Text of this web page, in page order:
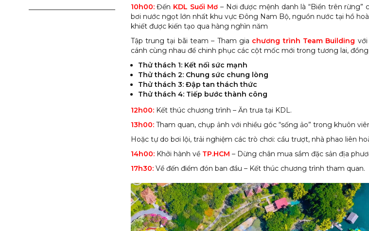
10h00:Đến KDL Suối Mơ – Nơi được mệnh danh là “Biển trên
bơi nước ngọt lớn nhất khu vực Đông Nam Bộ, nguồn nước tại hồ
khiết được kiến tạo qua hàng nghìn năm
Tập trung tại bãi team – Tham gia chương trình Team Building
cánh cùng nhau để chinh phục các cột mốc mới trong tương lai,
Thử thách 1: Kết nối sức mạnh
Thử thách 2: Chung sức chung lòng
Thử thách 3: Đập tan thách thức
Thử thách 4: Tiếp bước thành công
12h00:Kết thúc chương trình – Ăn trưa tại KDL.
13h00:Tham quan, chụp ảnh với nhiều góc “sống ảo” trong khuôn
Hoặc tự do bơi lội, trải nghiệm các trò chơi: cầu trượt, nhà phao liên
14h00:Khởi hành về TP.HCM – Dừng chân mua sắm đặc sản địa
17h30:Về đến điểm đón ban đầu – Kết thúc chương trình tham quan.